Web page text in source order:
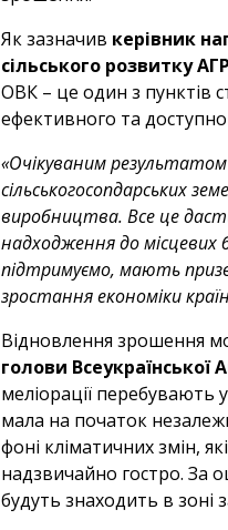
Як зазначив керівник
сільського розвитку
ОВК – це один з пунктів
ефективного та
«Очікуваним
сільськогосопдарських
виробництва. Все це
надходження до місцевих
підтримуємо, мають
зростання економіки
Відновлення зрошення
голови
меліорації перебувають
мала на початок
фоні кліматичних змін,
надзвичайно гостро. За
будуть знаходить в зоні